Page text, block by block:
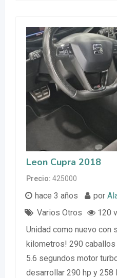
Leon Cupra 2018
Precio 425000
hace 3 años por
Varios Otros
120
Unidad como nuevo con
kilometros! 290 caballos
5.6 segundos motor
desarrollar 290 hp y 258